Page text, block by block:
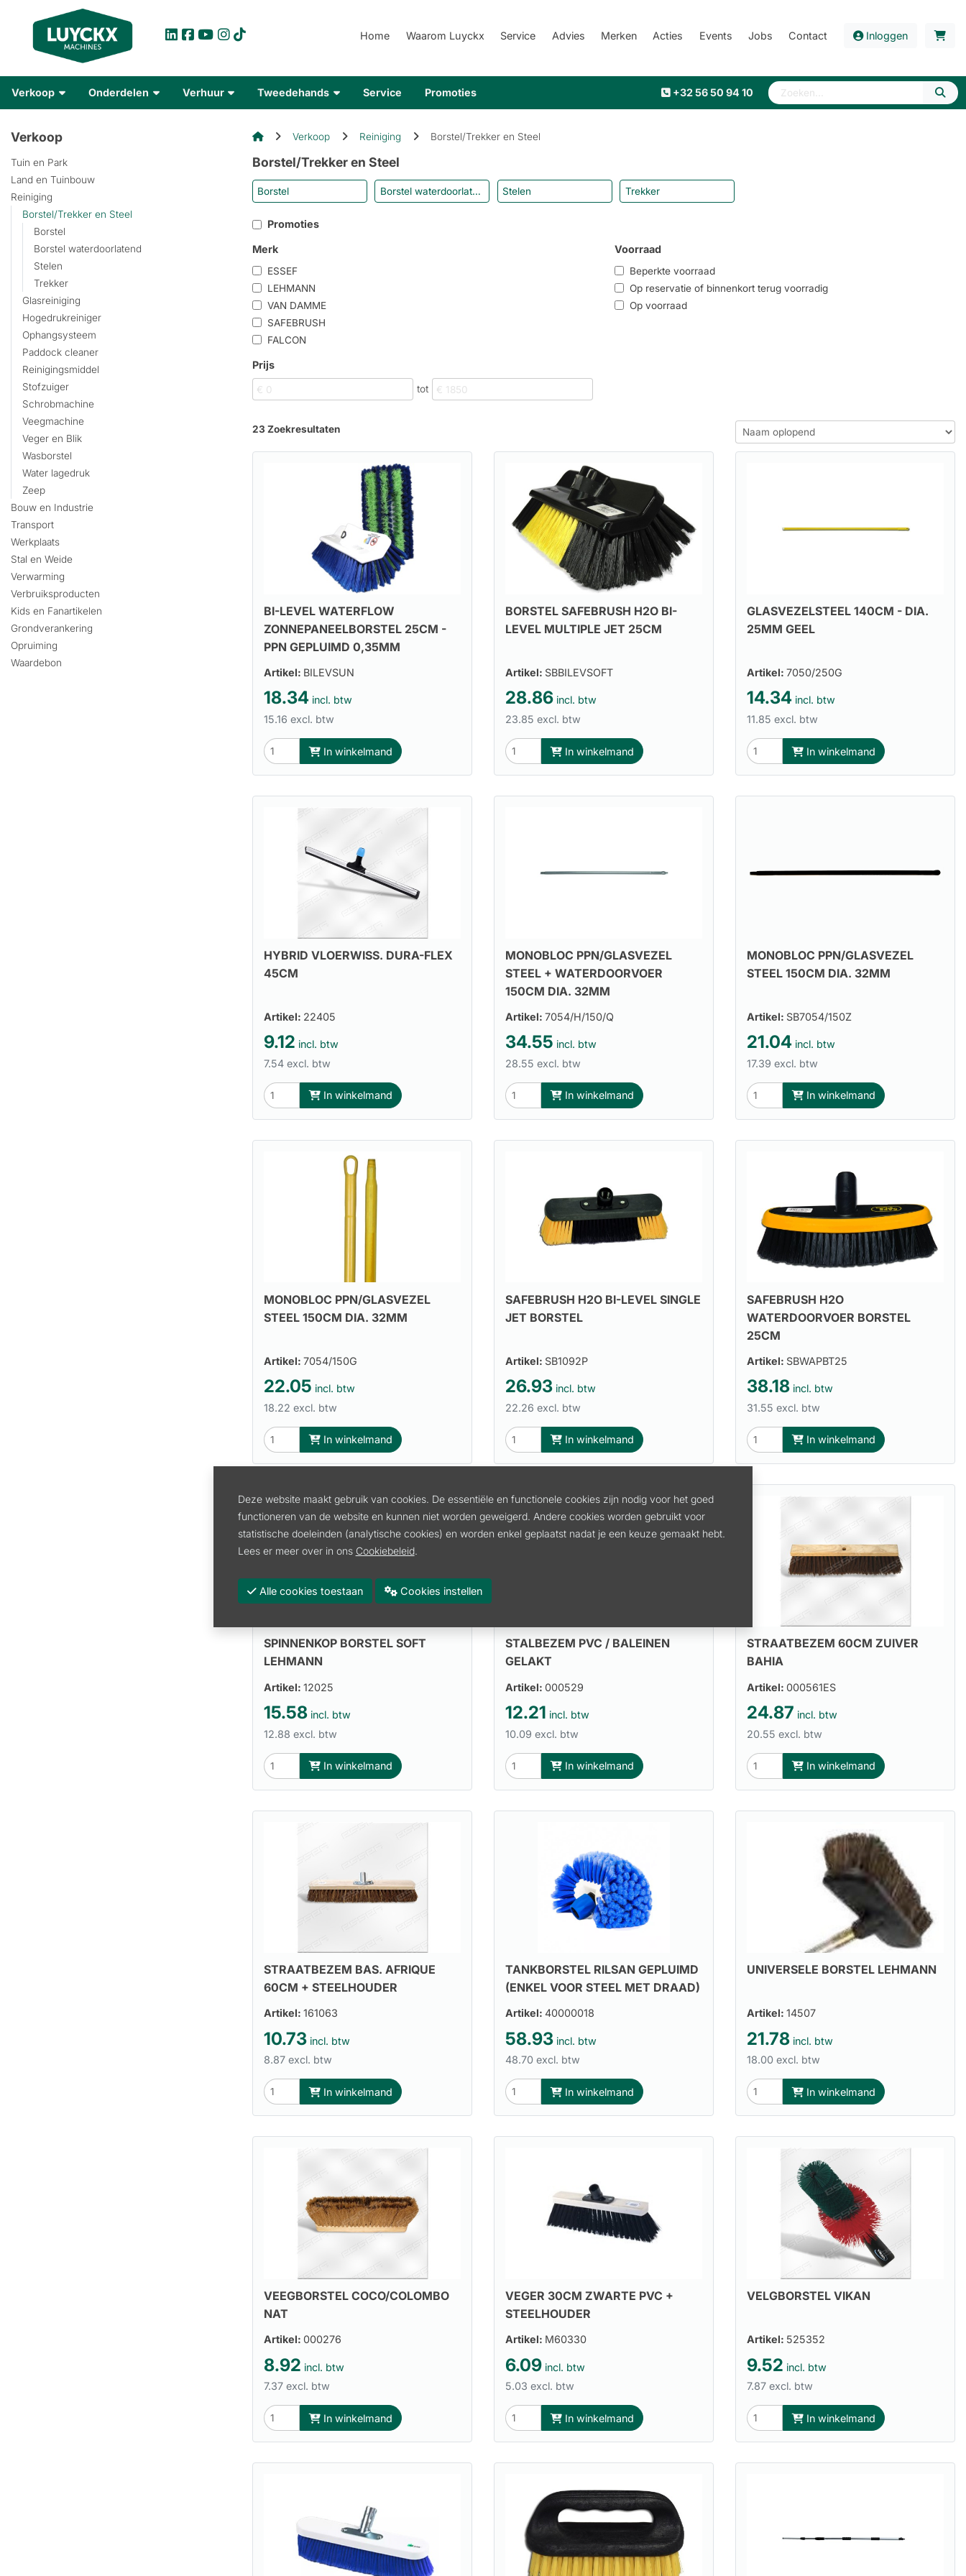
Home Waarom Luyckx Service Advies Merken Acties Events Jobs Contact Inloggen
Verkoop Onderdelen Verhuur Tweedehands Service Promoties +32 56 50 94 10
Verkoop
Tuin en Park
Land en Tuinbouw
Reiniging
Borstel/Trekker en Steel
Borstel
Borstel waterdoorlatend
Stelen
Trekker
Glasreiniging
Hogedrukreiniger
Ophangsysteem
Paddock cleaner
Reinigingsmiddel
Stofzuiger
Schrobmachine
Veegmachine
Veger en Blik
Wasborstel
Water lagedruk
Zeep
Bouw en Industrie
Transport
Werkplaats
Stal en Weide
Verwarming
Verbruiksproducten
Kids en Fanartikelen
Grondverankering
Opruiming
Waardebon
Verkoop Reiniging Borstel/Trekker en Steel
Borstel/Trekker en Steel
Borstel Borstel waterdoorlatend Stelen Trekker
Promoties
Merk
ESSEF
LEHMANN
VAN DAMME
SAFEBRUSH
FALCON
Voorraad
Beperkte voorraad
Op reservatie of binnenkort terug voorradig
Op voorraad
Prijs
tot
23 Zoekresultaten
BI-LEVEL WATERFLOW
ZONNEPANEELBORSTEL 25CM -
PPN GEPLUIMD 0,35MM
Artikel: BILEVSUN
18.34 incl. btw
15.16 excl. btw
In winkelmand
BORSTEL SAFEBRUSH H2O BI-
LEVEL MULTIPLE JET 25CM
Artikel: SBBILEVSOFT
28.86 incl. btw
23.85 excl. btw
In winkelmand
GLASVEZELSTEEL 140CM - DIA.
25MM GEEL
Artikel: 7050/250G
14.34 incl. btw
11.85 excl. btw
In winkelmand
HYBRID VLOERWISS. DURA-FLEX
45CM
Artikel: 22405
9.12 incl. btw
7.54 excl. btw
In winkelmand
MONOBLOC PPN/GLASVEZEL
STEEL + WATERDOORVOER
150CM DIA. 32MM
Artikel: 7054/H/150/Q
34.55 incl. btw
28.55 excl. btw
In winkelmand
MONOBLOC PPN/GLASVEZEL
STEEL 150CM DIA. 32MM
Artikel: SB7054/150Z
21.04 incl. btw
17.39 excl. btw
In winkelmand
MONOBLOC PPN/GLASVEZEL
STEEL 150CM DIA. 32MM
Artikel: 7054/150G
22.05 incl. btw
18.22 excl. btw
In winkelmand
SAFEBRUSH H2O BI-LEVEL SINGLE
JET BORSTEL
Artikel: SB1092P
26.93 incl. btw
22.26 excl. btw
In winkelmand
SAFEBRUSH H2O
WATERDOORVOER BORSTEL
25CM
Artikel: SBWAPBT25
38.18 incl. btw
31.55 excl. btw
In winkelmand
SPINNENKOP BORSTEL SOFT
LEHMANN
Artikel: 12025
15.58 incl. btw
12.88 excl. btw
In winkelmand
STALBEZEM PVC / BALEINEN
GELAKT
Artikel: 000529
12.21 incl. btw
10.09 excl. btw
In winkelmand
STRAATBEZEM 60CM ZUIVER
BAHIA
Artikel: 000561ES
24.87 incl. btw
20.55 excl. btw
In winkelmand
STRAATBEZEM BAS. AFRIQUE
60CM + STEELHOUDER
Artikel: 161063
10.73 incl. btw
8.87 excl. btw
In winkelmand
TANKBORSTEL RILSAN GEPLUIMD
(ENKEL VOOR STEEL MET DRAAD)
Artikel: 40000018
58.93 incl. btw
48.70 excl. btw
In winkelmand
UNIVERSELE BORSTEL LEHMANN
Artikel: 14507
21.78 incl. btw
18.00 excl. btw
In winkelmand
VEEGBORSTEL COCO/COLOMBO
NAT
Artikel: 000276
8.92 incl. btw
7.37 excl. btw
In winkelmand
VEGER 30CM ZWARTE PVC +
STEELHOUDER
Artikel: M60330
6.09 incl. btw
5.03 excl. btw
In winkelmand
VELGBORSTEL VIKAN
Artikel: 525352
9.52 incl. btw
7.87 excl. btw
In winkelmand
Deze website maakt gebruik van cookies. De essentiële en functionele cookies zijn nodig voor het goed
functioneren van de website en kunnen niet worden geweigerd. Andere cookies worden gebruikt voor
statistische doeleinden (analytische cookies) en worden enkel geplaatst nadat je een keuze gemaakt hebt.
Lees er meer over in ons Cookiebeleid.
Alle cookies toestaan Cookies instellen